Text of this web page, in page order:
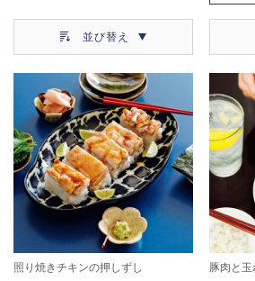
並び替え
照り焼きチキンの押しずし 豚肉と玉